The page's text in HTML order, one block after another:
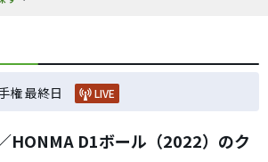
権 最終日 LIVE
HONMA D1ボール（2022）のク